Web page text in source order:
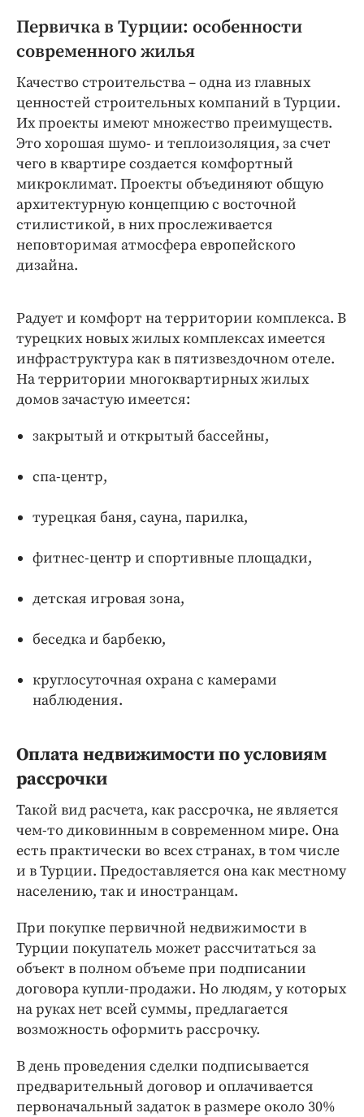
Первичка в Турции: особенности
современного жилья
Качество строительства – одна из главных
ценностей строительных компаний в Турции.
Их проекты имеют множество преимуществ.
Это хорошая шумо- и теплоизоляция, за счет
чего в квартире создается комфортный
микроклимат. Проекты объединяют общую
архитектурную концепцию с восточной
стилистикой, в них прослеживается
неповторимая атмосфера европейского
дизайна.
Радует и комфорт на территории комплекса. В
турецких новых жилых комплексах имеется
инфраструктура как в пятизвездочном отеле.
На территории многоквартирных жилых
домов зачастую имеется:
закрытый и открытый бассейны,
спа-центр,
турецкая баня, сауна, парилка,
фитнес-центр и спортивные площадки,
детская игровая зона,
беседка и барбекю,
круглосуточная охрана с камерами
наблюдения.
Оплата недвижимости по условиям
рассрочки
Такой вид расчета, как рассрочка, не является
чем-то диковинным в современном мире. Она
есть практически во всех странах, в том числе
и в Турции. Предоставляется она как местному
населению, так и иностранцам.
При покупке первичной недвижимости в
Турции покупатель может рассчитаться за
объект в полном объеме при подписании
договора купли-продажи. Но людям, у которых
на руках нет всей суммы, предлагается
возможность оформить рассрочку.
В день проведения сделки подписывается
предварительный договор и оплачивается
первоначальный задаток в размере около 30%